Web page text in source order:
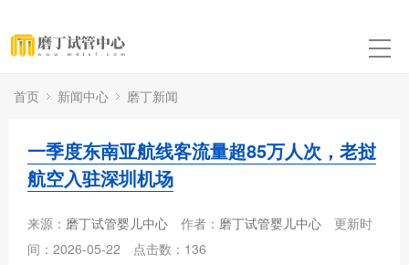
首页 新闻中心 磨丁新闻
一季度东南亚航线客流量超85万人次，老挝
航空入驻深圳机场
来源： 磨丁试管婴儿中心 作者： 磨丁试管婴儿中心
更新时
间：2026-05-22
点击数： 136